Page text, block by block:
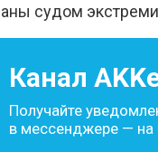
судом
Канал
Получайте
в мессенджере — на